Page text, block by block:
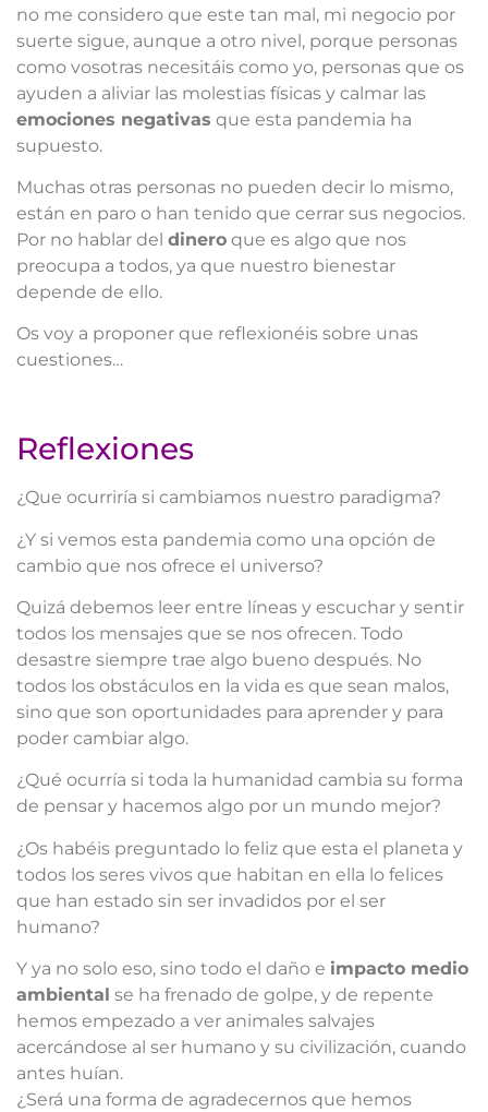
no me considero que este tan mal, mi negocio por
suerte sigue, aunque a otro nivel, porque personas
como vosotras necesitáis como yo, personas que os
ayuden a aliviar las molestias físicas y calmar las
emociones negativas que esta pandemia ha
supuesto.
Muchas otras personas no pueden decir lo mismo,
están en paro o han tenido que cerrar sus negocios.
Por no hablar del dinero que es algo que nos
preocupa a todos, ya que nuestro bienestar
depende de ello.
Os voy a proponer que reflexionéis sobre unas
cuestiones…
Reflexiones
¿Que ocurriría si cambiamos nuestro paradigma?
¿Y si vemos esta pandemia como una opción de
cambio que nos ofrece el universo?
Quizá debemos leer entre líneas y escuchar y sentir
todos los mensajes que se nos ofrecen. Todo
desastre siempre trae algo bueno después. No
todos los obstáculos en la vida es que sean malos,
sino que son oportunidades para aprender y para
poder cambiar algo.
¿Qué ocurría si toda la humanidad cambia su forma
de pensar y hacemos algo por un mundo mejor?
¿Os habéis preguntado lo feliz que esta el planeta y
todos los seres vivos que habitan en ella lo felices
que han estado sin ser invadidos por el ser
humano?
Y ya no solo eso, sino todo el daño e impacto medio
ambiental se ha frenado de golpe, y de repente
hemos empezado a ver animales salvajes
acercándose al ser humano y su civilización, cuando
antes huían.
¿Será una forma de agradecernos que hemos